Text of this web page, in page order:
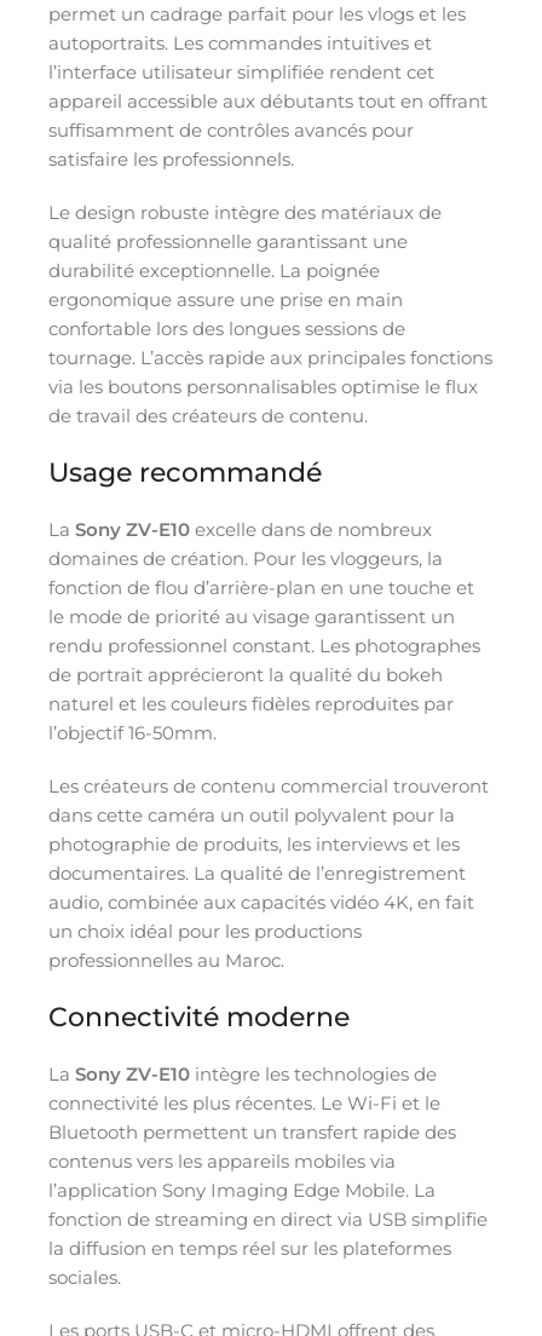
permet un cadrage parfait pour les vlogs et les
autoportraits. Les commandes intuitives et
l’interface utilisateur simplifiée rendent cet
appareil accessible aux débutants tout en offrant
suffisamment de contrôles avancés pour
satisfaire les professionnels.
Le design robuste intègre des matériaux de
qualité professionnelle garantissant une
durabilité exceptionnelle. La poignée
ergonomique assure une prise en main
confortable lors des longues sessions de
tournage. L’accès rapide aux principales fonctions
via les boutons personnalisables optimise le flux
de travail des créateurs de contenu.
Usage recommandé
La Sony ZV-E10 excelle dans de nombreux
domaines de création. Pour les vloggeurs, la
fonction de flou d’arrière-plan en une touche et
le mode de priorité au visage garantissent un
rendu professionnel constant. Les photographes
de portrait apprécieront la qualité du bokeh
naturel et les couleurs fidèles reproduites par
l’objectif 16-50mm.
Les créateurs de contenu commercial trouveront
dans cette caméra un outil polyvalent pour la
photographie de produits, les interviews et les
documentaires. La qualité de l’enregistrement
audio, combinée aux capacités vidéo 4K, en fait
un choix idéal pour les productions
professionnelles au Maroc.
Connectivité moderne
La Sony ZV-E10 intègre les technologies de
connectivité les plus récentes. Le Wi-Fi et le
Bluetooth permettent un transfert rapide des
contenus vers les appareils mobiles via
l’application Sony Imaging Edge Mobile. La
fonction de streaming en direct via USB simplifie
la diffusion en temps réel sur les plateformes
sociales.
Les ports USB-C et micro-HDMI offrent des